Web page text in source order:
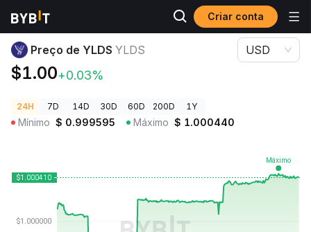
Criar conta
Preços de Criptomoedas Preço de YLDS YLDS
Preço de YLDS YLDS
$1.00+0.03%
USD
24H 7D 14D 30D 60D 200D 1Y
Mínimo $ 0.999595 Máximo $ 1.000440